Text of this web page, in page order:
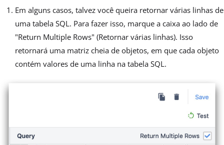
Em alguns casos, talvez você queira retornar várias linhas de
uma tabela SQL. Para fazer isso, marque a caixa ao lado de
"Return Multiple Rows" (Retornar várias linhas). Isso
retornará uma matriz cheia de objetos, em que cada objeto
contém valores de uma linha na tabela SQL.